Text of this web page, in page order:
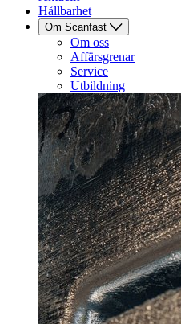
Hållbarhet
Om Scanfast
Om oss
Affärsgrenar
Service
Utbildning